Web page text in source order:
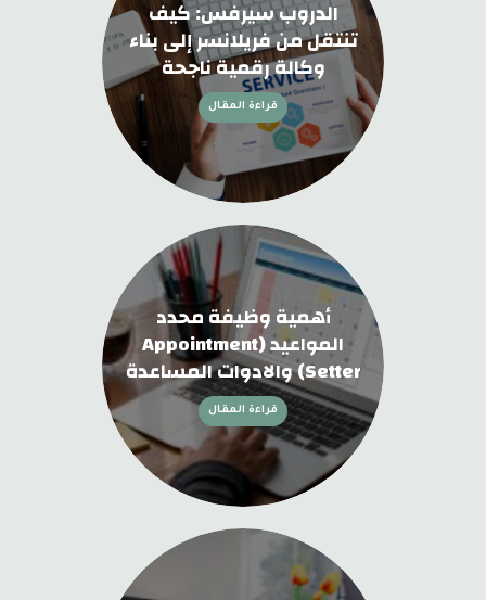
الدروب سيرفس: كيف
تنتقل من فريلانسر إلى بناء
وكالة رقمية ناجحة
قراءة المقال
أهمية وظيفة محدد
المواعيد (Appointment
Setter) والادوات المساعدة
قراءة المقال